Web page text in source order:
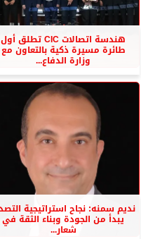
هندسة اتصالات CIC تطلق أول
طائرة مسيرة ذكية بالتعاون مع
وزارة الدفاع...
نديم سمنه: نجاح استراتيجية
يبدأ من الجودة وبناء الثقة في
شعار...